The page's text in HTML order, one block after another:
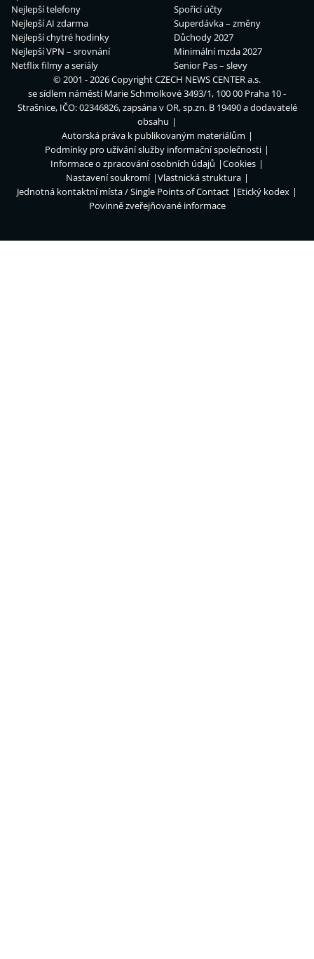
Nejlepší telefony
Nejlepší AI zdarma
Nejlepší chytré hodinky
Nejlepší VPN – srovnání
Netflix filmy a seriály
Spořicí účty
Superdávka – změny
Důchody 2027
Minimální mzda 2027
Senior Pas – slevy
© 2001 - 2026 CopyrightCZECH NEWS CENTER a.s.
se sídlem náměstí Marie Schmolkové 3493/1, 100 00 Praha 10 -
Strašnice, IČO: 02346826, zapsána v OR, sp.zn. B 19490 a dodavatelé
obsahu
Autorská práva k publikovaným materiálům
Podmínky pro užívání služby informační společnosti
Informace o zpracování osobních údajů
Cookies
Nastavení soukromí
Vlastnická struktura
Jednotná kontaktní místa / Single Points of Contact
Etický kodex
Povinně zveřejňované informace